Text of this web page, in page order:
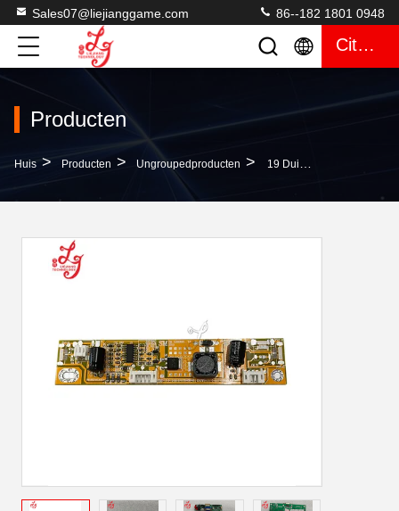
Sales07@liejianggame.com 86--182 1801 0948
Citaat
Producten
Huis > Producten > Ungroupedproducten > 19 Duim Wms Het Touche Screencontrolemechanisme Parts Van De Het 550 Levensluxe